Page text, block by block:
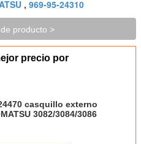
, 969-95-24310
producto >
precio por
casquillo externo
3082/3084/3086